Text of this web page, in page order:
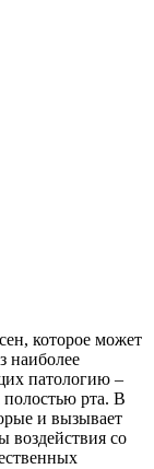
которое может
наиболее
патологию –
рта. В
и вызывает
воздействия со